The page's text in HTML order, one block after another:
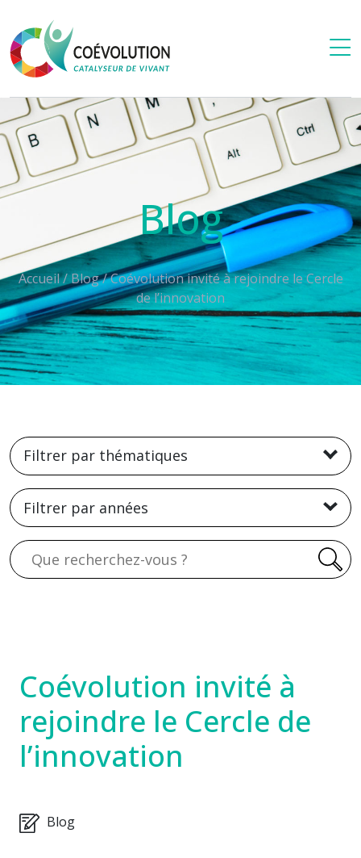
Blog
Accueil/Blog/Coévolution invité à rejoindre le Cercle
de l’innovation
Filtrer par thématiques
Filtrer par années
Coévolution invité à
rejoindre le Cercle de
l’innovation
Blog